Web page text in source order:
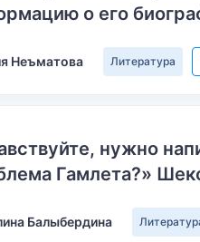
о его
Неъматова Литература
нужно
Гамлета?»
Балыбердина